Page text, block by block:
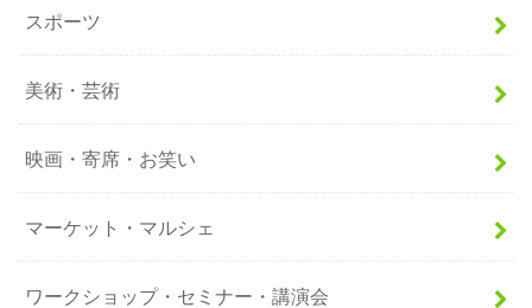
スポーツ
美術・芸術
映画・寄席・お笑い
マーケット・マルシェ
ワークショップ・セミナー・講演会